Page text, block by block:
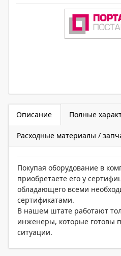
Описание Полные
Расходные материалы /
Покупая оборудование в
приобретаете его у
обладающего всеми
сертификатами.
В нашем штате работают
инженеры, которые готовы
ситуации.